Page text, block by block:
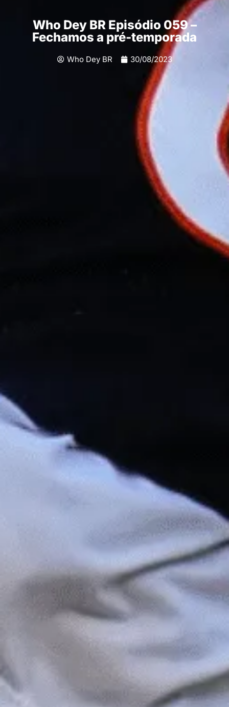
Who Dey BR Episódio 059 –
Fechamos a pré-temporada
Who Dey BR 30/08/2023